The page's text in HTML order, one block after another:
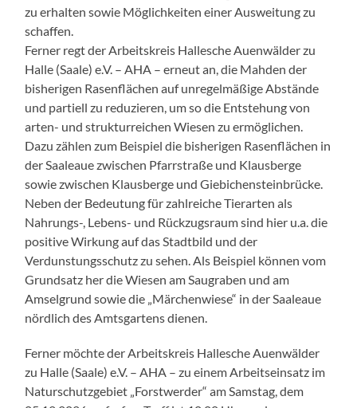
zu erhalten sowie Möglichkeiten einer Ausweitung zu
schaffen.
Ferner regt der Arbeitskreis Hallesche Auenwälder zu
Halle (Saale) e.V. – AHA – erneut an, die Mahden der
bisherigen Rasenflächen auf unregelmäßige Abstände
und partiell zu reduzieren, um so die Entstehung von
arten- und strukturreichen Wiesen zu ermöglichen.
Dazu zählen zum Beispiel die bisherigen Rasenflächen in
der Saaleaue zwischen Pfarrstraße und Klausberge
sowie zwischen Klausberge und Giebichensteinbrücke.
Neben der Bedeutung für zahlreiche Tierarten als
Nahrungs-, Lebens- und Rückzugsraum sind hier u.a. die
positive Wirkung auf das Stadtbild und der
Verdunstungsschutz zu sehen. Als Beispiel können vom
Grundsatz her die Wiesen am Saugraben und am
Amselgrund sowie die „Märchenwiese“ in der Saaleaue
nördlich des Amtsgartens dienen.
Ferner möchte der Arbeitskreis Hallesche Auenwälder
zu Halle (Saale) e.V. – AHA – zu einem Arbeitseinsatz im
Naturschutzgebiet „Forstwerder“ am Samstag, dem